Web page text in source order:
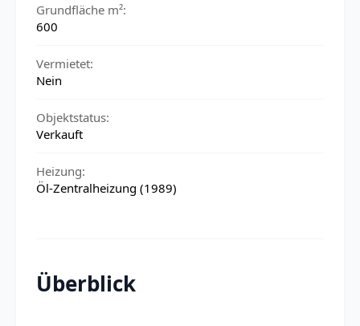
Grundfläche m²:
600
Vermietet:
Nein
Objektstatus:
Verkauft
Heizung:
Öl-Zentralheizung (1989)
Überblick